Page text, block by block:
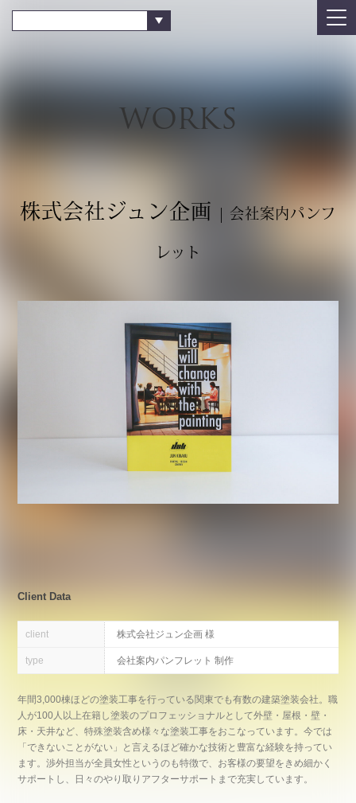
WORKS
株式会社ジュン企画 | 会社案内パンフ
レット
Client Data
client 株式会社ジュン企画 様
type 会社案内パンフレット 制作
年間3,000棟ほどの塗装工事を行っている関東でも有数の建築塗装会社。職
人が100人以上在籍し塗装のプロフェッショナルとして外壁・屋根・壁・
床・天井など、特殊塗装含め様々な塗装工事をおこなっています。今では
「できないことがない」と言えるほど確かな技術と豊富な経験を持ってい
ます。渉外担当が全員女性というのも特徴で、お客様の要望をきめ細かく
サポートし、日々のやり取りアフターサポートまで充実しています。